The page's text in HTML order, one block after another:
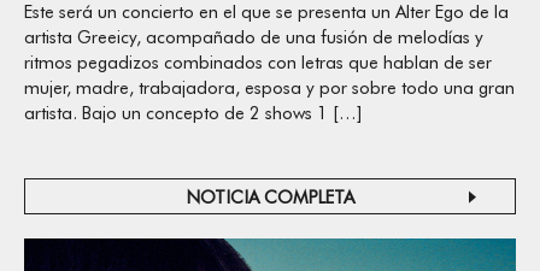
Este será un concierto en el que se presenta un Alter Ego de la
artista Greeicy, acompañado de una fusión de melodías y
ritmos pegadizos combinados con letras que hablan de ser
mujer, madre, trabajadora, esposa y por sobre todo una gran
artista. Bajo un concepto de 2 shows 1 […]
NOTICIA COMPLETA